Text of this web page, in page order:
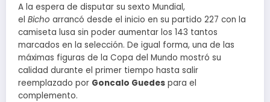
A la espera de disputar su sexto Mundial,
el Bicho arrancó desde el inicio en su partido 227 con la
camiseta lusa sin poder aumentar los 143 tantos
marcados en la selección. De igual forma, una de las
máximas figuras de la Copa del Mundo mostró su
calidad durante el primer tiempo hasta salir
reemplazado por Goncalo Guedes para el
complemento.